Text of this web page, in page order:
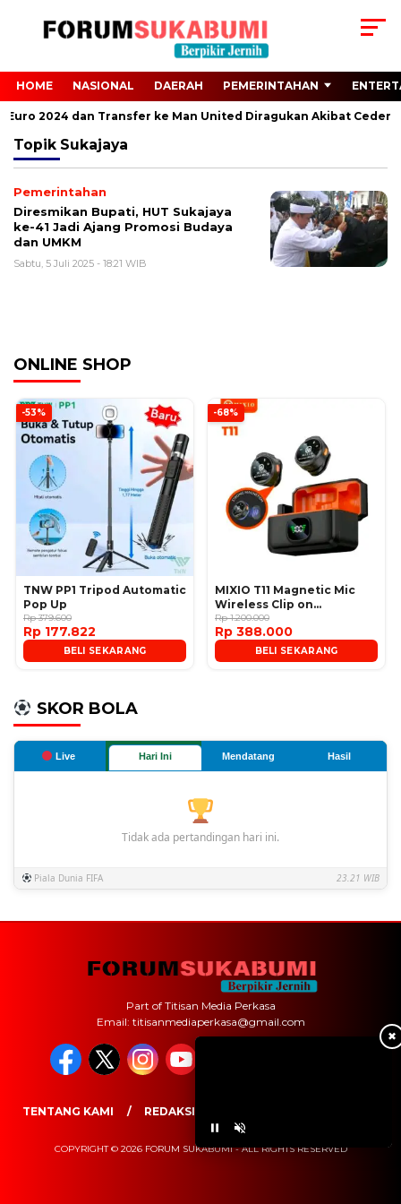
HOME NASIONAL DAERAH PEMERINTAHAN
2024 dan Transfer ke Man United Diragukan Akibat Cedera
Topik Sukajaya
Pemerintahan
Diresmikan Bupati, HUT Sukajaya
ke-41 Jadi Ajang Promosi Budaya
dan UMKM
Sabtu, 5 Juli 2025 - 18:21 WIB
ONLINE SHOP
-53%
TNW PP1 Tripod Automatic
Pop Up
Rp 379.600
Rp 177.822
BELI SEKARANG
-68%
MIXIO T11 Magnetic Mic
Wireless Clip on
Microphone
Rp 1.200.000
Rp 388.000
BELI SEKARANG
SKOR BOLA
Live Hari Ini Mendatang Hasil
Tidak ada pertandingan hari ini.
Piala Dunia FIFA 23.21 WIB
✖
Part of Titisan Media Perkasa
Email: titisanmediaperkasa@gmail.com
TENTANG KAMI REDAKSI
COPYRIGHT © 2026 FORUM SUKABUMI - ALL RIGHTS RESERVED